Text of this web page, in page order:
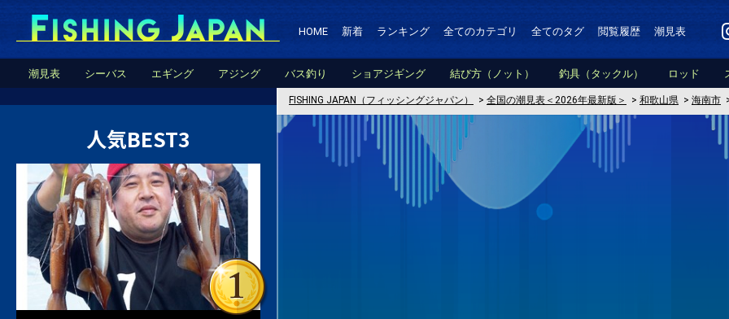
HOME 新着 ランキング 全てのカテゴリ 全てのタグ 閲覧履歴 潮見表
潮見表 シーバス エギング アジング バス釣り ショアジギング 結び方（ノット） 釣具（タックル） ロッド
FISHING JAPAN（フィッシングジャパン） > 全国の潮見表＜2026年最新版＞ > 和歌山県 > 海南市
人気BEST3